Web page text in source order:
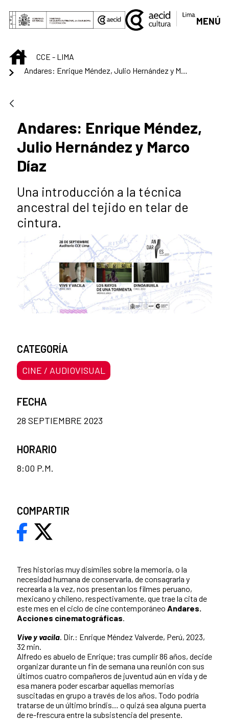
Saltar al contenido principal
MENÚ
INICIOCCE - LIMA
Andares: Enrique Méndez, Julio Hernández y Marco Díaz
Andares: Enrique Méndez,
Julio Hernández y Marco
Díaz
Una introducción a la técnica
ancestral del tejido en telar de
cintura.
Tres historias muy disímiles sobre la memoria, o la
necesidad humana de conservarla, de consagrarla y
recrearla a la vez, nos presentan los filmes peruano,
mexicano y chileno, respectivamente, que trae la cita de
este mes en el ciclo de cine contemporáneo Andares.
Acciones cinematográficas
Vive y vacila . Dir.: Enrique Méndez Valverde, Perú, 2023,
32 min.
Alfredo es abuelo de Enrique; tras cumplir 86 años, decide
organizar durante un fin de semana una reunión con sus
últimos cuatro compañeros de juventud aún en vida y de
esa manera poder escarbar aquellas memorias
suscitadas en grupo a través de los años. Todo podría
tratarse de un último brindis… o quizá sea alguna puerta
de re-frescura entre la subsistencia del presente.
CATEGORÍA
CINE / AUDIOVISUAL
FECHA
28 SEPTIEMBRE 2023
HORARIO
8:00 P.M.
COMPARTIR